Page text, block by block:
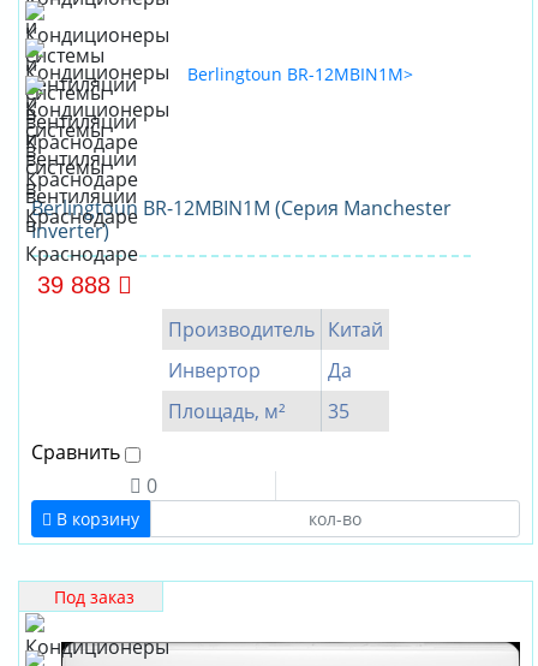
Berlingtoun BR-12MBIN1M (Серия Manchester
Inverter)
39 888
Производитель Китай
Инвертор
Да
Площадь, м²
35
Сравнить
0
В корзину
Под заказ